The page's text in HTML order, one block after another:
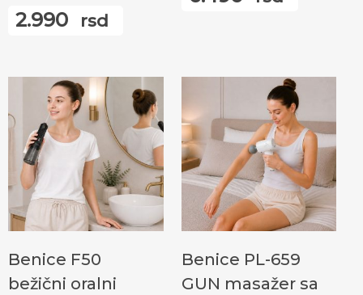
2.990 rsd
Benice F50
bežični oralni
Benice PL-659
GUN masažer sa